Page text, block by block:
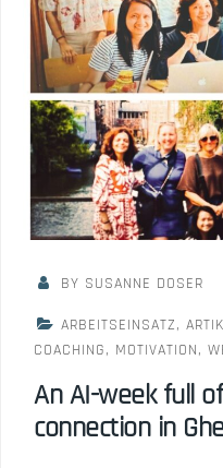
BY SUSANNE DOSER
ARBEITSEINSATZ,
COACHING, MOTIVATION,
An AI-week full
connection in